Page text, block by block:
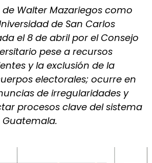
Walter Mazariegos como
de San Carlos
el 8 de abril por el Consejo
pese a recursos
y la exclusión de la
electorales; ocurre en
de irregularidades y
procesos clave del sistema